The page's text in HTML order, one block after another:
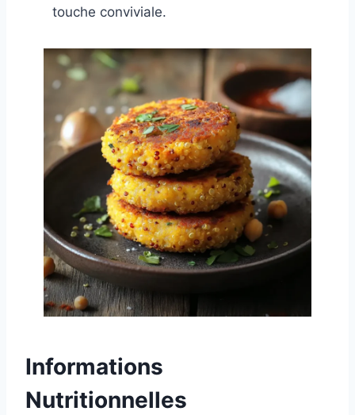
touche conviviale.
Informations
Nutritionnelles